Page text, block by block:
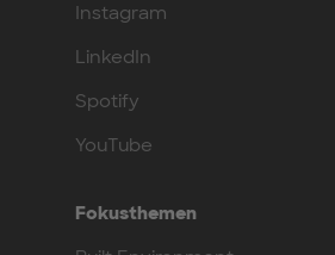
Instagram
LinkedIn
Spotify
YouTube
Fokusthemen